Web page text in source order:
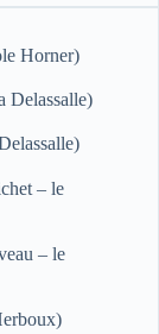
Horner)
Delassalle)
– le
– le